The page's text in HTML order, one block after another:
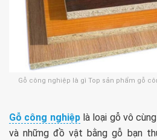
Gỗ công nghiệp là gì Top sản phẩm gỗ
Gỗ công nghiệplà loại gỗ vô
và những đồ vật bằng gỗ bạn